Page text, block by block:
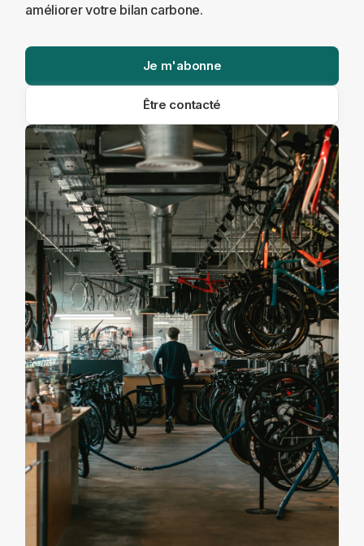
améliorer votre bilan carbone.
Je m'abonne
Être contacté